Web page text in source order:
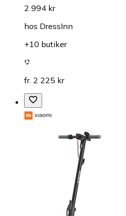
2 994 kr
hos DressInn
+10 butiker
fr. 2 225 kr